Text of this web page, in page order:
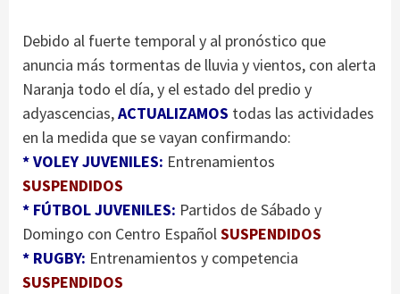
Debido al fuerte temporal y al pronóstico que
anuncia más tormentas de lluvia y vientos, con alerta
Naranja todo el día, y el estado del predio y
adyascencias,ACTUALIZAMOS todas las actividades
en la medida que se vayan confirmando:
* VOLEY JUVENILES: Entrenamientos
SUSPENDIDOS
* FÚTBOL JUVENILES: Partidos de Sábado y
Domingo con Centro EspañolSUSPENDIDOS
* RUGBY: Entrenamientos y competencia
SUSPENDIDOS